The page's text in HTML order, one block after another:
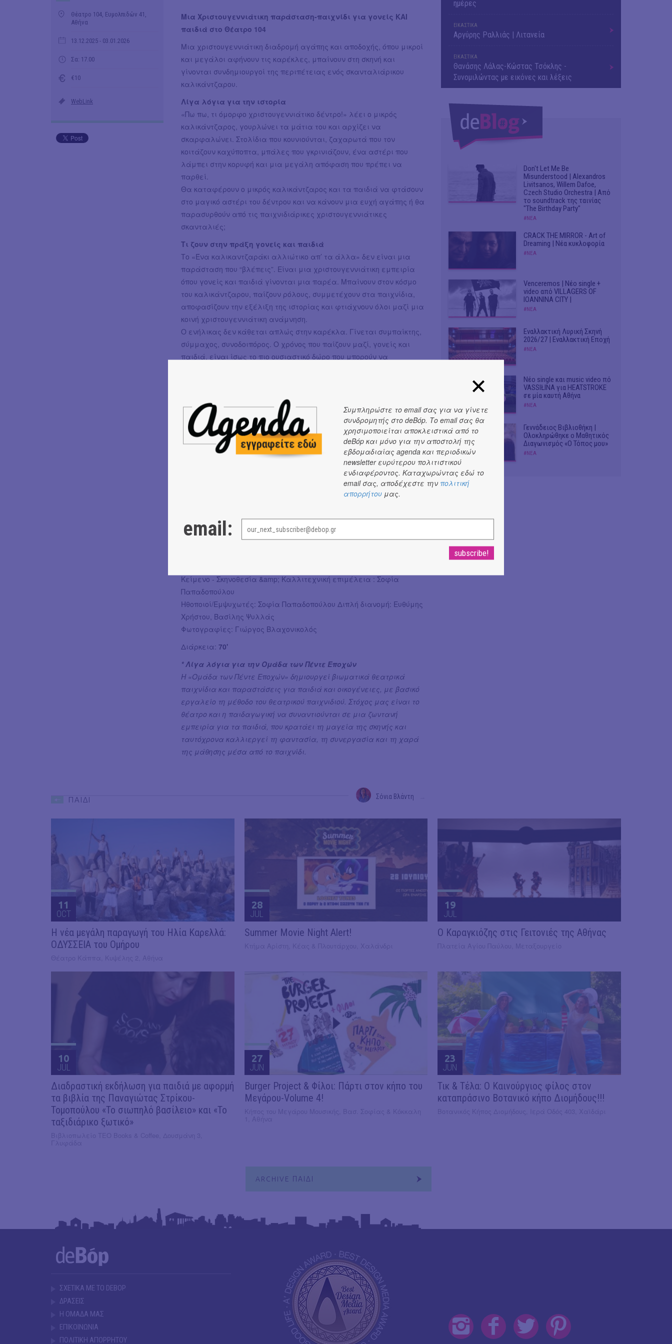
Θέατρο 104, Ευμολπιδών 41,
Αθήνα
13.12.2025 - 03.01.2026
Σα: 17.00
€10
WebLink
Μια Χριστουγεννιάτικη παράσταση-παιχνίδι για γονείς ΚΑΙ
παιδιά στο Θέατρο 104
Μια χριστουγεννιάτικη διαδρομή αγάπης και αποδοχής, όπου μικροί
και μεγάλοι αφήνουν τις καρέκλες, μπαίνουν στη σκηνή και
γίνονται συνδημιουργοί της περιπέτειας ενός σκανταλιάρικου
καλικάντζαρου.
Λίγα λόγια για την ιστορία
«Πω πω, τι όμορφο χριστουγεννιάτικο δέντρο!» λέει ο μικρός
καλικάντζαρος, γουρλώνει τα μάτια του και αρχίζει να
σκαρφαλώνει. Στολίδια που κουνιούνται, ζαχαρωτά που τον
κοιτάζουν καχύποπτα, μπάλες που γκρινιάζουν, ένα αστέρι που
λάμπει στην κορυφή και μια μεγάλη απόφαση που πρέπει να
παρθεί.
Θα καταφέρουν ο μικρός καλικάντζαρος και τα παιδιά να φτάσουν
στο μαγικό αστέρι του δέντρου και να κάνουν μια ευχή αγάπης ή θα
παρασυρθούν από τις παιχνιδιάρικες χριστουγεννιάτικες
σκανταλιές;
Τι ζουν στην πράξη γονείς και παιδιά
Το «Ένα καλικαντζαράκι αλλιώτικο απ’ τα άλλα» δεν είναι μια
παράσταση που “βλέπεις”. Είναι μια χριστουγεννιάτικη εμπειρία
όπου γονείς και παιδιά γίνονται μια παρέα. Μπαίνουν στον κόσμο
του καλικάντζαρου, παίζουν ρόλους, συμμετέχουν στα παιχνίδια,
αποφασίζουν την εξέλιξη της ιστορίας και φτιάχνουν όλοι μαζί μια
κοινή χριστουγεννιάτικη ανάμνηση.
Ο ενήλικας δεν κάθεται απλώς στην καρέκλα. Γίνεται συμπαίκτης,
σύμμαχος, συνοδοιπόρος. Ο χρόνος που παίζουν μαζί, γονείς και
παιδιά, είναι ίσως το πιο ουσιαστικό δώρο που μπορούν να
Μέσα από τις σκανταλιές του μικρού καλικάντζαρου τα παιδιά
γίνονται ομάδα, θέτουν μικρούς κοινούς στόχους, μαθαίνουν να
γυρνούν το βλέμμα στη φωτεινή πλευρά της ζωής και να
αγκαλιάζουν τη δική τους μοναδικότητα, αλλά και εκείνη των
Χωρίς διδακτισμό, με πολύ παιχνίδι και χιούμορ, το θεατρικό
παιχνίδι ανοίγει κουβέντα για την αποδοχή, την ενσυναίσθηση και
την αξία του «μαζί», ενώ οι μεγάλοι θυμούνται πως το παιχνίδι δεν
παιχνίδι ανοίγει κουβέντα για την αποδοχή, την ενσυναίσθηση και
την αξία του «μαζί», ενώ οι μεγάλοι θυμούνται πως το παιχνίδι δεν
Κείμενο - Σκηνοθεσία &amp; Καλλιτεχνική επιμέλεια : Σοφία
Παπαδοπούλου
Ηθοποιοί/Εμψυχωτές: Σοφία Παπαδοπούλου Διπλή διανομή: Ευθύμης
Χρήστου, Βασίλης Ψυλλάς
Φωτογραφίες: Γιώργος Βλαχονικολός
Διάρκεια: 70'
* Λίγα λόγια για την Ομάδα των Πέντε Εποχών
Η «Ομάδα των Πέντε Εποχών» δημιουργεί βιωματικά θεατρικά
παιχνίδια και παραστάσεις για παιδιά και οικογένειες, με βασικό
εργαλείο τη μέθοδο του θεατρικού παιχνιδιού. Στόχος μας είναι το
θέατρο και η παιδαγωγική να συναντιούνται σε μια ζωντανή
εμπειρία για τα παιδιά, που κρατάει τη μαγεία της σκηνής και
ταυτόχρονα καλλιεργεί τη φαντασία, τη συνεργασία και τη χαρά
της μάθησης μέσα από το παιχνίδι.
Σόνια Βλάντη
ημέρες
ΕΙΚΑΣΤΙΚΑ
Αργύρης Ραλλιάς | Λιτανεία
ΕΙΚΑΣΤΙΚΑ
Θανάσης Λάλας-Κώστας Τσόκλης -
Συνομιλώντας με εικόνες και λέξεις
Don't Let Me Be
Misunderstood | Alexandros
Livitsanos, Willem Dafoe,
Czech Studio Orchestra | Από
το soundtrack της ταινίας
"The Birthday Party"
#ΝΕΑ
CRACK THE MIRROR - Art of
Dreaming | Νέα κυκλοφορία
#ΝΕΑ
Venceremos | Νέο single +
video από VILLAGERS OF
IOANNINA CITY |
#ΝΕΑ
Εναλλακτική Λυρική Σκηνή
2026/27 | Εναλλακτική Εποχή
#ΝΕΑ
Νέο single και music video πό
VASSIŁINA για HEATSTROKE
σε μία καυτή Αθήνα
#ΝΕΑ
Γεννάδειος Βιβλιοθήκη |
Ολοκληρώθηκε ο Μαθητικός
Διαγωνισμός «Ο Τόπος μου»
#ΝΕΑ
ΠΑΙΔΙ
11
OCT
Η νέα μεγάλη παραγωγή του Ηλία Καρελλά:
ΟΔΥΣΣΕΙΑ του Ομήρου
28
JUL
Summer Movie Night Alert!
19
JUL
​Ο Καραγκιόζης στις Γειτονιές της Αθήνας
10
JUL
Διαδραστική εκδήλωση για παιδιά με αφορμή
τα βιβλία της Παναγιώτας Στρίκου-
Τομοπούλου «Το σιωπηλό βασίλειο» και «Το
ταξιδιάρικο ξωτικό»
27
JUN
Burger Project & Φίλοι: Πάρτι στον κήπο του
Μεγάρου-Volume 4!
23
JUN
Τικ & Τέλα: Ο Καινούργιος φίλος στον
καταπράσινο Βοτανικό κήπο Διομήδους!!!
ARCHIVE ΠΑΙΔΙ
ΣΧΕΤΙΚΑ ΜΕ ΤΟ DEBOP
ΔΡΑΣΕΙΣ
Η ΟΜΑΔΑ ΜΑΣ
ΕΠΙΚΟΙΝΩΝΙΑ
ΠΟΛΙΤΙΚΗ ΑΠΟΡΡΗΤΟΥ
Συμπληρώστε το email σας για να γίνετε
συνδρομητής στο deBόp. Το email σας θα
χρησιμοποιείται αποκλειστικά από το
deBόp και μόνο για την αποστολή της
εβδομαδιαίας agenda και περιοδικών
newsletter ευρύτερου πολιτιστικού
ενδιαφέροντος. Καταχωρώντας εδώ το
email σας, αποδέχεστε την πολιτική
απορρήτου μας.
email: